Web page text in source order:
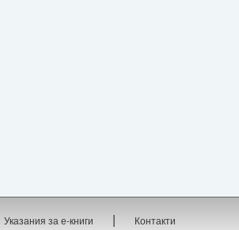
Указания за е-книги | Контакти